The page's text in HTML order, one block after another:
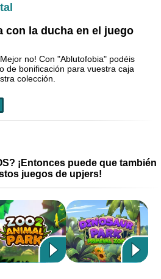
con la ducha en el juego
no! Con "Ablutofobia" podéis
de bonificación para vuestra caja
colección.
¡Entonces puede que también
juegos de upjers!